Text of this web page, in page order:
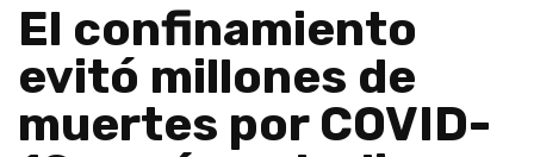
El confinamiento
evitó millones de
muertes por COVID-